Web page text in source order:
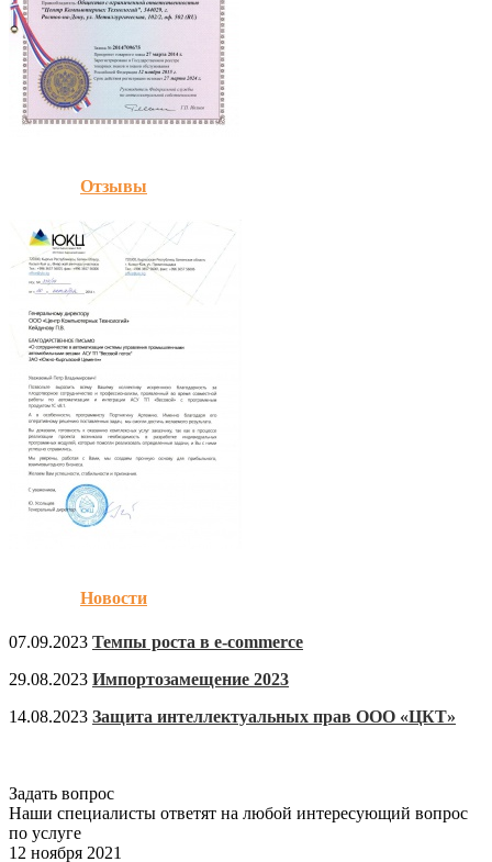
Отзывы
Новости
07.09.2023 Темпы роста в e-commerce
29.08.2023 Импортозамещение 2023
14.08.2023 Защита интеллектуальных прав ООО «ЦКТ»
Задать вопрос
Наши специалисты ответят на любой интересующий вопрос
по услуге
12 ноября 2021